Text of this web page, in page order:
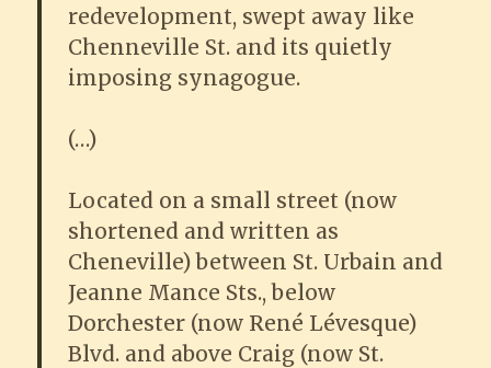
redevelopment, swept away like
Chenneville St. and its quietly
imposing synagogue.
(…)
Located on a small street (now
shortened and written as
Cheneville) between St. Urbain and
Jeanne Mance Sts., below
Dorchester (now René Lévesque)
Blvd. and above Craig (now St.